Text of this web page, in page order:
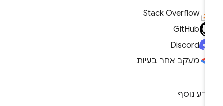
Stack Overflow
GitHub
Discord
מעקב אחר בעיות
נוסף